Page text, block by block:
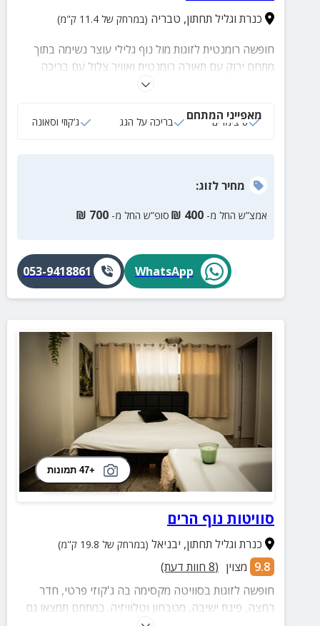
כנרת וגליל תחתון, טבריה (במרחק של 11.4 ק"מ)
חופשה רומנטית לזוגות מול נוף גלילי עוצר נשימה בתוך
מתחם ירוק עם תאורה רומנטית ואוויר צלול עם בריכה
מאפייני המתחם
8 צימרים בריכה על הגג ג‘קוזי וסאונה
מחירלזוג:
אמצ”ש החל מ- 400
₪ סופ”ש החל מ- 700
₪
WhatsApp
053-9418861
+47 תמונות
סוויטות נוף הרים
כנרת וגליל תחתון, יבניאל (במרחק של 19.8 ק"מ)
9.8 מצוין (
8 חוות דעת)
חופשה לזוגות בסוויטה מקסימה בה ג'קוזי פרטי, חדר
רחצה, פינת ישיבה, מטבחון וטלוויזיה. במתחם תמצאו גם